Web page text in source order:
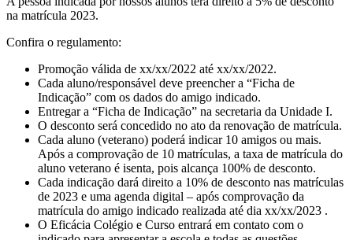
na matrícula 2023.
Confira o regulamento:
Promoção válida de xx/xx/2022 até xx/xx/2022.
Cada aluno/responsável deve preencher a “Ficha de
Indicação” com os dados do amigo indicado.
Entregar a “Ficha de Indicação” na secretaria da Unidade I.
O desconto será concedido no ato da renovação de matrícula.
Cada aluno (veterano) poderá indicar 10 amigos ou mais.
Após a comprovação de 10 matrículas, a taxa de matrícula do
aluno veterano é isenta, pois alcança 100% de desconto.
Cada indicação dará direito a 10% de desconto nas matrículas
de 2023 e uma agenda digital – após comprovação da
matrícula do amigo indicado realizada até dia xx/xx/2023 .
O Eficácia Colégio e Curso entrará em contato com o